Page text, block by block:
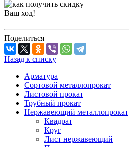
Ваш ход!
Поделиться
Назад к списку
Арматура
Сортовой металлопрокат
Листовой прокат
Трубный прокат
Нержавеющий металлопрокат
Квадрат
Круг
Лист нержавеющий